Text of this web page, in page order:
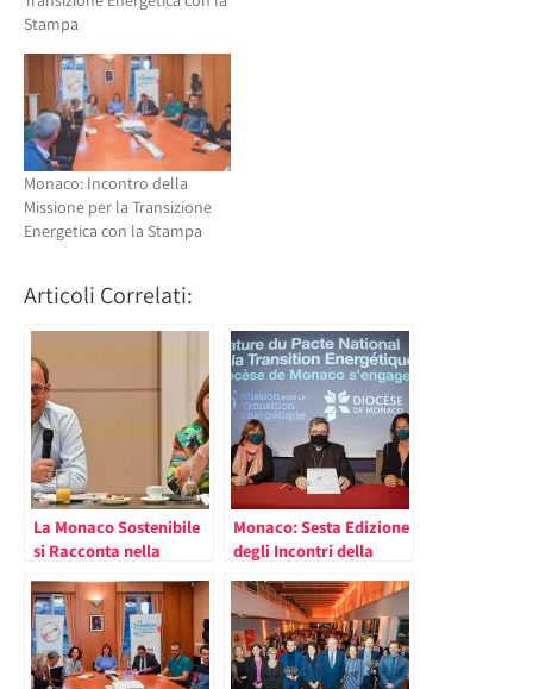
Stampa
Monaco: Incontro della
Missione per la Transizione
Energetica con la Stampa
Articoli Correlati:
La Monaco Sostenibile
si Racconta nella
Incontri della
Transizione Energetica
con la Stampa
Monaco: Sesta Edizione
degli Incontri della
con la Stampa